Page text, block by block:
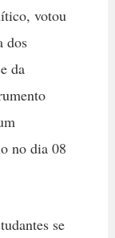
votou
dos
da
no dia 08
se